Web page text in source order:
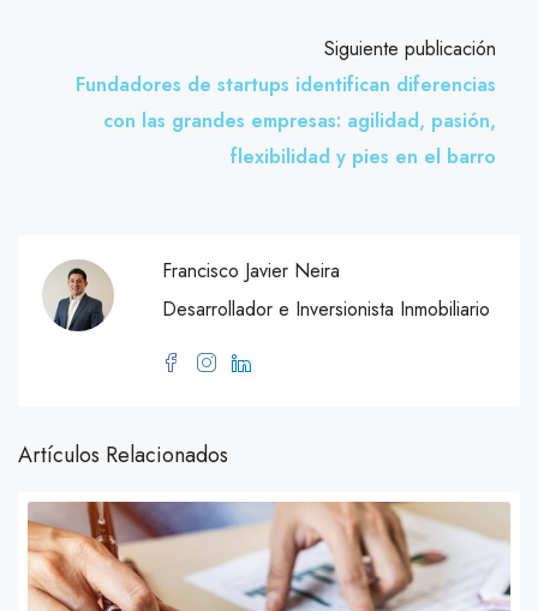
Siguiente publicación
Fundadores de startups identifican diferencias
con las grandes empresas: agilidad, pasión,
flexibilidad y pies en el barro
Francisco Javier Neira
Desarrollador e Inversionista Inmobiliario
Artículos Relacionados